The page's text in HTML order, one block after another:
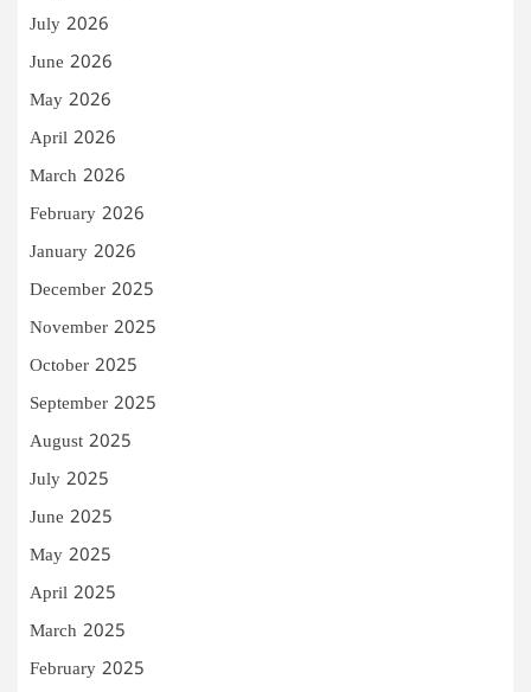
July 2026
June 2026
May 2026
April 2026
March 2026
February 2026
January 2026
December 2025
November 2025
October 2025
September 2025
August 2025
July 2025
June 2025
May 2025
April 2025
March 2025
February 2025